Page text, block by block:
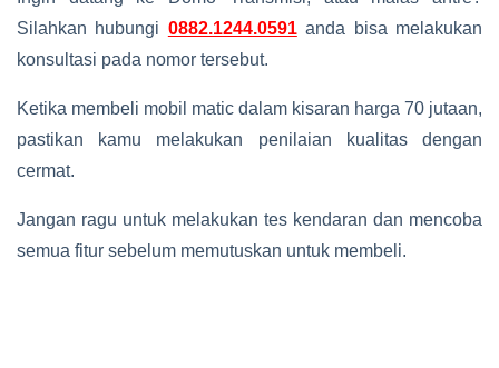
Silahkan hubungi 0882.1244.0591 anda bisa melakukan
konsultasi pada nomor tersebut.
Ketika membeli mobil matic dalam kisaran harga 70 jutaan,
pastikan kamu melakukan penilaian kualitas dengan
cermat.
Jangan ragu untuk melakukan tes kendaran dan mencoba
semua fitur sebelum memutuskan untuk membeli.